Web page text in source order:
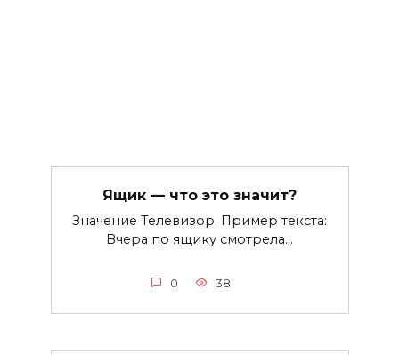
Ящик — что это значит?
Значение Телевизор. Пример текста:
Вчера по ящику смотрела…
0 38